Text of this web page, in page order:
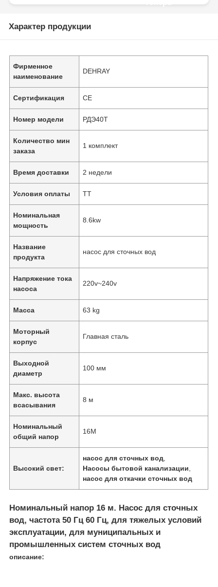
Характер продукции
Фирменное
наименование
DEHRAY
Сертификация CE
Номер модели РДЭ40Т
Количество мин
заказа
1 комплект
Время доставки 2 недели
Условия оплаты ТТ
Номинальная
мощность
8.6kw
Название
продукта
насос для сточных вод
Напряжение тока
насоса
220v~240v
Масса 63 kg
Моторный
корпус
Главная сталь
Выходной
диаметр
100 мм
Макс. высота
всасывания
8 м
Номинальный
общий напор
16M
Высокий свет:
насос для сточных вод
Насосы бытовой канализации
насос для откачки сточных вод
Номинальный напор 16 м. Насос для сточных
вод, частота 50 Гц 60 Гц, для тяжелых условий
эксплуатации, для муниципальных и
промышленных систем сточных вод
описание: